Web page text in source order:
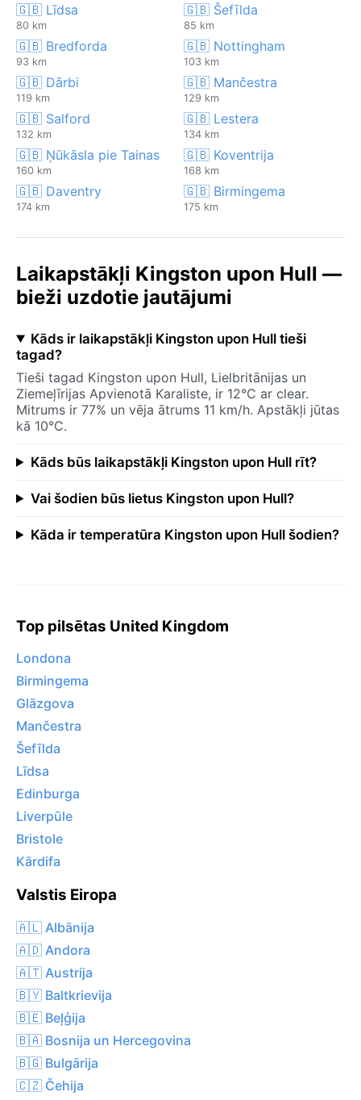
🇬🇧 Līdsa
80 km
🇬🇧 Šefīlda
85 km
🇬🇧 Bredforda
93 km
🇬🇧 Nottingham
103 km
🇬🇧 Dārbi
119 km
🇬🇧 Mančestra
129 km
🇬🇧 Salford
132 km
🇬🇧 Lestera
134 km
🇬🇧 Ņūkāsla pie Tainas
160 km
🇬🇧 Koventrija
168 km
🇬🇧 Daventry
174 km
🇬🇧 Birmingema
175 km
Laikapstākļi Kingston upon Hull —
bieži uzdotie jautājumi
Kāds ir laikapstākļi Kingston upon Hull tieši
tagad?
Tieši tagad Kingston upon Hull, Lielbritānijas un
Ziemeļīrijas Apvienotā Karaliste, ir 12°C ar clear.
Mitrums ir 77% un vēja ātrums 11 km/h. Apstākļi jūtas
kā 10°C.
Kāds būs laikapstākļi Kingston upon Hull rīt?
Vai šodien būs lietus Kingston upon Hull?
Kāda ir temperatūra Kingston upon Hull šodien?
Top pilsētas United Kingdom
Londona
Birmingema
Glāzgova
Mančestra
Šefīlda
Līdsa
Edinburga
Liverpūle
Bristole
Kārdifa
Valstis Eiropa
🇦🇱 Albānija
🇦🇩 Andora
🇦🇹 Austrija
🇧🇾 Baltkrievija
🇧🇪 Beļģija
🇧🇦 Bosnija un Hercegovina
🇧🇬 Bulgārija
🇨🇿 Čehija